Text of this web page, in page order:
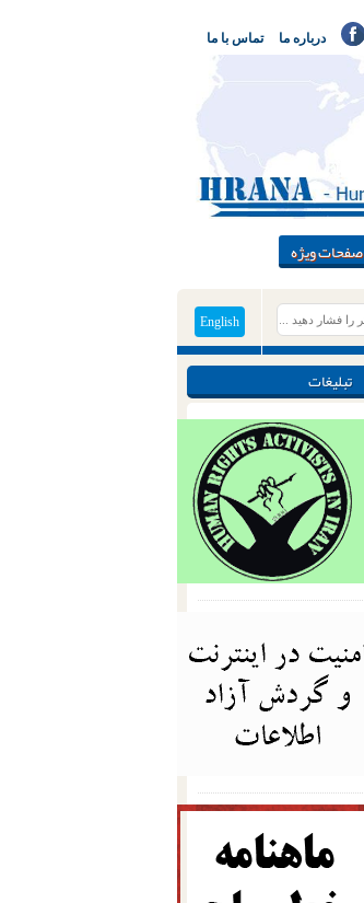
تماس با ما درباره ما
صفحات ویژه
English
تبلیغات